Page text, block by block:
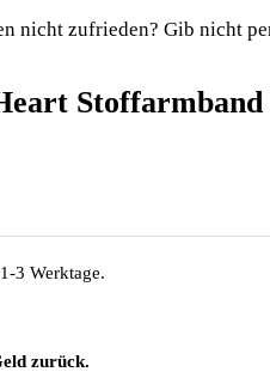
nicht zufrieden? Gib nicht
Stoffarmband
3 Werktage.
zurück.